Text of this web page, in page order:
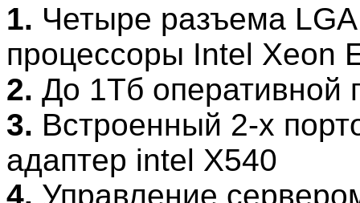
1. Четыре разъема
процессоры Intel Xeon
2. До 1Тб оперативной
3. Встроенный 2-х
адаптер intel X540
4. Управление